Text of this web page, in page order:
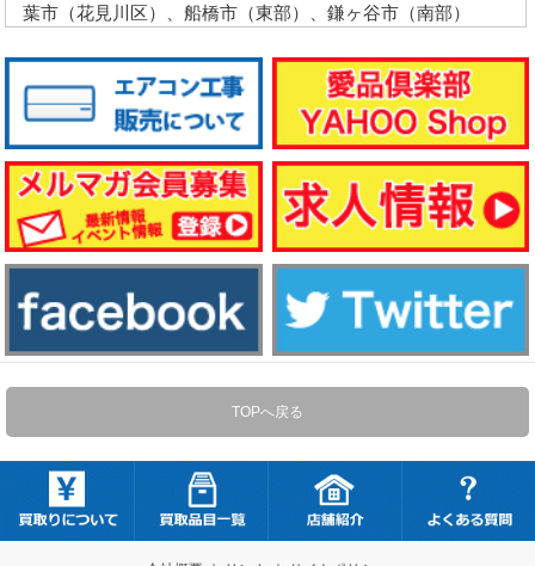
葉市（花見川区）、船橋市（東部）、鎌ヶ谷市（南部）
TOPへ戻る